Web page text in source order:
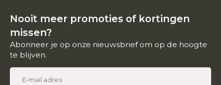
Nooit meer promoties of kortingen
missen?
Abonneer je op onze nieuwsbrief om op de hoogte
te blijven.